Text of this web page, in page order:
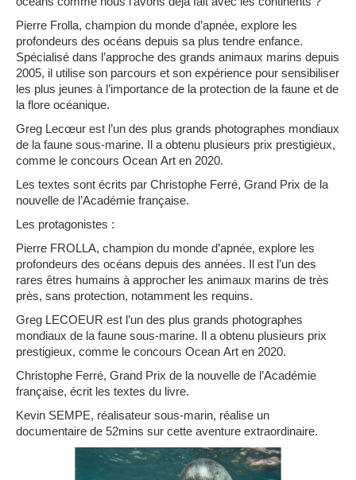
Pierre Frolla, champion du monde d’apnée, explore les
profondeurs des océans depuis sa plus tendre enfance.
Spécialisé dans l’approche des grands animaux marins depuis
2005, il utilise son parcours et son expérience pour sensibiliser
les plus jeunes à l’importance de la protection de la faune et de
la flore océanique.
Greg Lecœur est l’un des plus grands photographes mondiaux
de la faune sous-marine. Il a obtenu plusieurs prix prestigieux,
comme le concours Ocean Art en 2020.
Les textes sont écrits par Christophe Ferré, Grand Prix de la
nouvelle de l’Académie française.
Les protagonistes :
Pierre FROLLA, champion du monde d’apnée, explore les
profondeurs des océans depuis des années. Il est l’un des
rares êtres humains à approcher les animaux marins de très
près, sans protection, notamment les requins.
Greg LECOEUR est l’un des plus grands photographes
mondiaux de la faune sous-marine. Il a obtenu plusieurs prix
prestigieux, comme le concours Ocean Art en 2020.
Christophe Ferré, Grand Prix de la nouvelle de l’Académie
française, écrit les textes du livre.
Kevin SEMPE, réalisateur sous-marin, réalise un
documentaire de 52mins sur cette aventure extraordinaire.